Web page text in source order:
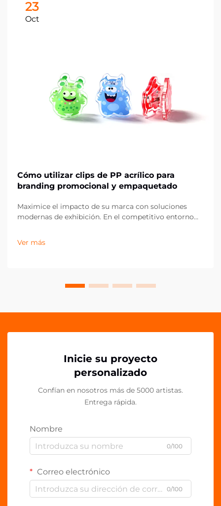
23
Oct
Cómo utilizar clips de PP acrílico para
branding promocional y empaquetado
Maximice el impacto de su marca con soluciones
modernas de exhibición. En el competitivo entorno
pequeños detalles pueden marcar la mayor diferencia
en la presentación de la marca. Los clips acrílicos PP
Ver más
Inicie su proyecto
personalizado
Confían en nosotros más de 5000 artistas.
Entrega rápida.
Nombre
0/100
Correo electrónico
0/100